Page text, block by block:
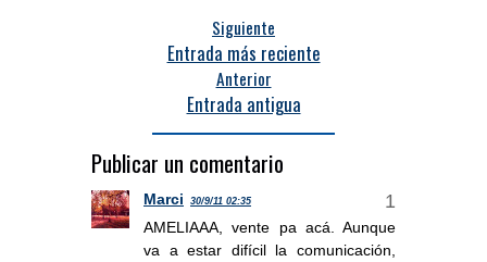
Siguiente
Entrada más reciente
Anterior
Entrada antigua
Publicar un comentario
Marci 30/9/11 02:35
AMELIAAA, vente pa acá. Aunque
va a estar difícil la comunicación,